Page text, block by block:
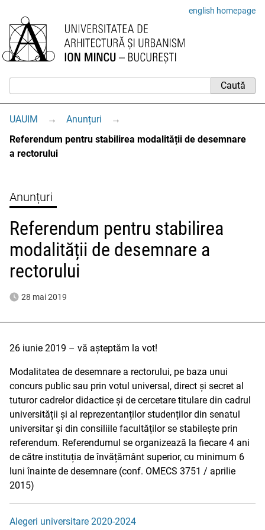
english homepage
UAUIM → Anunțuri
→
Referendum pentru stabilirea modalității de desemnare
a rectorului
Anunțuri
Referendum pentru stabilirea
modalității de desemnare a
rectorului
28 mai 2019
26 iunie 2019 – vă așteptăm la vot!
Modalitatea de desemnare a rectorului, pe baza unui
concurs public sau prin votul universal, direct și secret al
tuturor cadrelor didactice și de cercetare titulare din cadrul
universității și al reprezentanților studenților din senatul
universitar și din consiliile facultăților se stabilește prin
referendum. Referendumul se organizează la fiecare 4 ani
de către instituția de învățământ superior, cu minimum 6
luni înainte de desemnare (conf. OMECS 3751 / aprilie
2015)
Alegeri universitare 2020-2024